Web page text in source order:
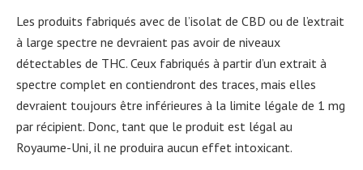
Les produits fabriqués avec de l’isolat de CBD ou de l’extrait
à large spectre ne devraient pas avoir de niveaux
détectables de THC. Ceux fabriqués à partir d’un extrait à
spectre complet en contiendront des traces, mais elles
devraient toujours être inférieures à la limite légale de 1 mg
par récipient. Donc, tant que le produit est légal au
Royaume-Uni, il ne produira aucun effet intoxicant.